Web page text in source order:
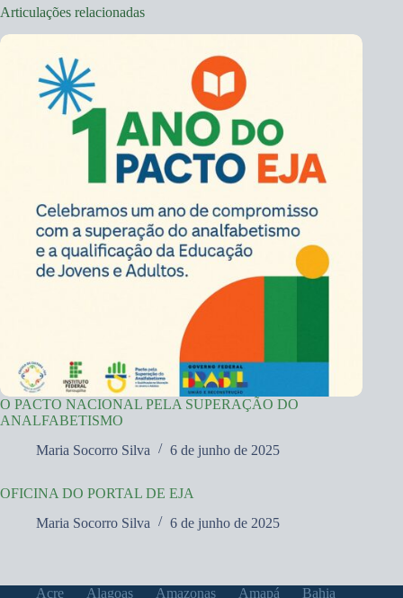
Articulações relacionadas
O PACTO NACIONAL PELA SUPERAÇÃO DO
ANALFABETISMO
Maria Socorro Silva
6 de junho de 2025
OFICINA DO PORTAL DE EJA
Maria Socorro Silva
6 de junho de 2025
Acre Alagoas Amazonas Amapá Bahia